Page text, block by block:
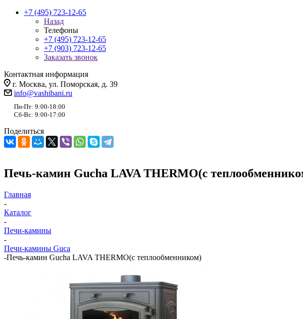
+7 (495) 723-12-65
Назад
Телефоны
+7 (495) 723-12-65
+7 (903) 723-12-65
Заказать звонок
Контактная информация
г. Москва, ул. Поморская, д. 39
info@vashibani.ru
Пн-Пт: 9:00-18:00
Сб-Вс: 9:00-17:00
Поделиться
Печь-камин Gucha LAVA THERMO(с
Главная
-
Каталог
-
Печи-камины
-
Печи-камины Guca
-Печь-камин Gucha LAVA THERMO(с теплообменником)